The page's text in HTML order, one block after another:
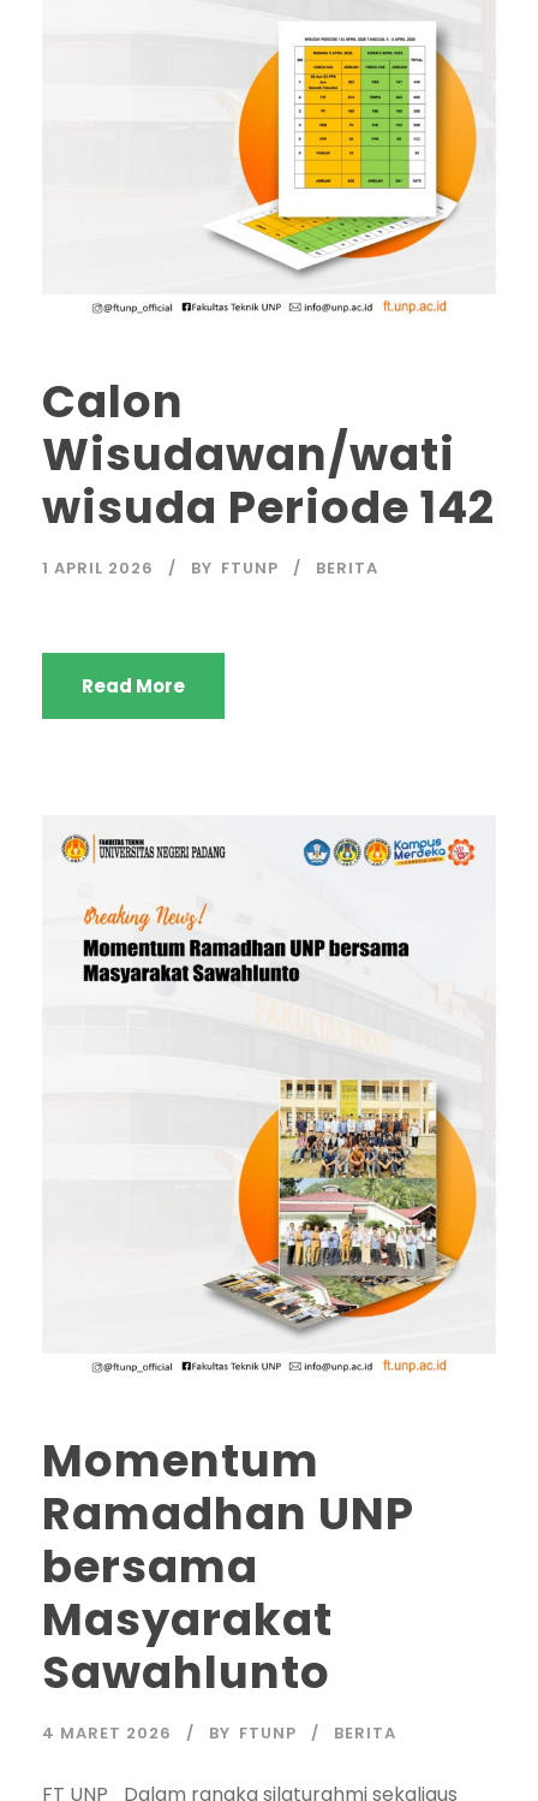
Calon
Wisudawan/wati
wisuda Periode 142
1 APRIL 2026 BY FTUNP BERITA
Read More
Momentum
Ramadhan UNP
bersama
Masyarakat
Sawahlunto
4 MARET 2026 BY FTUNP BERITA
FT UNP_Dalam rangka silaturahmi sekaligus